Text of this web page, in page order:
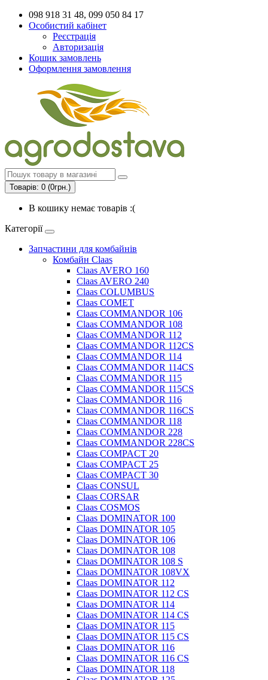
098 918 31 48, 099 050 84 17
Особистий кабінет
Реєстрація
Авторизація
Кошик замовлень
Оформлення замовлення
Товарів: 0 (0грн.)
В кошику немає товарів :(
Категорії
Запчастини для комбайнів
Комбайн Claas
Claas AVERO 160
Claas AVERO 240
Claas COLUMBUS
Claas COMET
Claas COMMANDOR 106
Claas COMMANDOR 108
Claas COMMANDOR 112
Claas COMMANDOR 112CS
Claas COMMANDOR 114
Claas COMMANDOR 114CS
Claas COMMANDOR 115
Claas COMMANDOR 115CS
Claas COMMANDOR 116
Claas COMMANDOR 116CS
Claas COMMANDOR 118
Claas COMMANDOR 228
Claas COMMANDOR 228CS
Claas COMPACT 20
Claas COMPACT 25
Claas COMPACT 30
Claas CONSUL
Claas CORSAR
Claas COSMOS
Claas DOMINATOR 100
Claas DOMINATOR 105
Claas DOMINATOR 106
Claas DOMINATOR 108
Claas DOMINATOR 108 S
Claas DOMINATOR 108VX
Claas DOMINATOR 112
Claas DOMINATOR 112 CS
Claas DOMINATOR 114
Claas DOMINATOR 114 CS
Claas DOMINATOR 115
Claas DOMINATOR 115 CS
Claas DOMINATOR 116
Claas DOMINATOR 116 CS
Claas DOMINATOR 118